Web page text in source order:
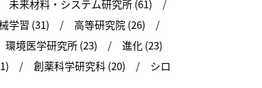
未来材料・システム研究所 (61)
学習 (31)
高等研究院 (26)
環境医学研究所 (23)
進化 (23)
創薬科学研究科 (20)
シロ